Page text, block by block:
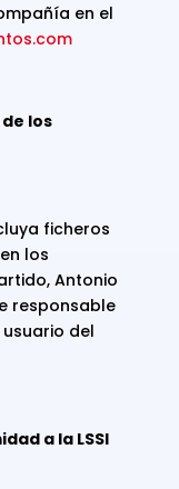
en el
los
ficheros
los
Antonio
responsable
del
a la LSSI